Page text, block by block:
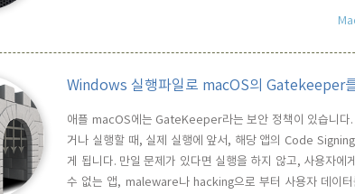
드를 검사하지 않는다는 것 입니다. 그렇다면 문제는 NFS
Windows 실행파일로 macOS의 Gatekeeper
애플 macOS에는 GateKeeper라는 보안 정책이 있습니
거나 실행할 때, 실제 실행에 앞서, 해당 앱의 Code
게 됩니다. 만일 문제가 있다면 실행을 하지 않고, 사용자
수 없는 앱, maleware나 hacking으로 부터 사용자 데이